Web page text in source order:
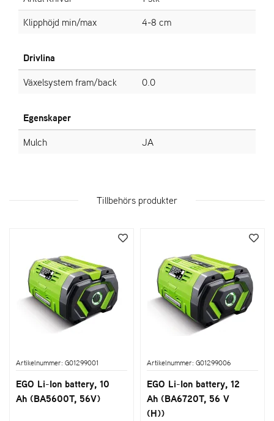
Klipphöjd min/max
4-8 cm
Drivlina
Växelsystem fram/back
0.0
Egenskaper
Mulch
JA
Tillbehörs produkter
Artikelnummer: G01299001
EGO Li-Ion battery, 10
Ah (BA5600T, 56V)
Artikelnummer: G01299006
EGO Li-Ion battery, 12
Ah (BA6720T, 56 V
(H))